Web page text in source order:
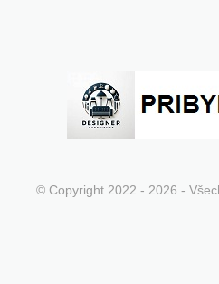
© Copyright 2022 - 2026 -